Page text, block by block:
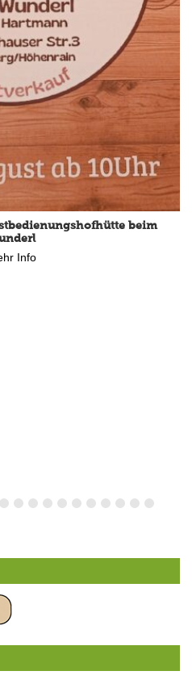
beim
Info